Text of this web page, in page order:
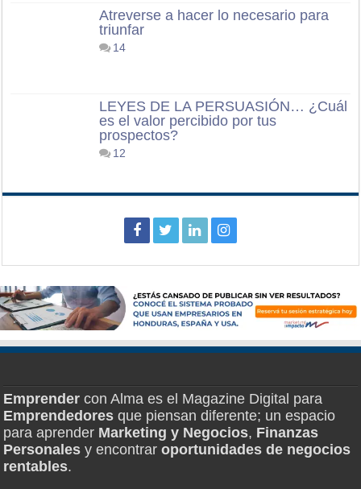
Atreverse a hacer lo necesario para
triunfar
14
LEYES DE LA PERSUASIÓN… ¿Cuál
es el valor percibido por tus
prospectos?
12
Emprender con Alma es el Magazine Digital para
Emprendedores que piensan diferente; un espacio
para aprender Marketing y Negocios, Finanzas
Personales y encontraroportunidades de negocios
rentables.